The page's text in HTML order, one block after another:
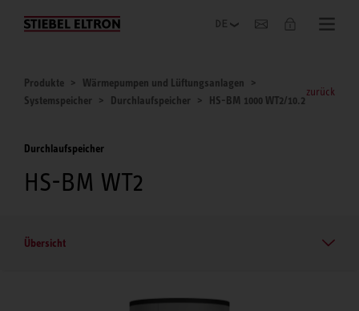
Unternehmen
Produkte
Wärmepumpen und Lüftungsanlagen
Systemspeicher
Durchlaufspeicher HS-BM 1000 WT2/10.2
zurück
Durchlaufspeicher
HS-BM WT2
Übersicht